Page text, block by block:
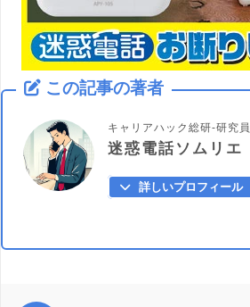
この記事の著者
キャリアハック総研-研究員
迷惑電話ソムリエ
詳しいプロフィール